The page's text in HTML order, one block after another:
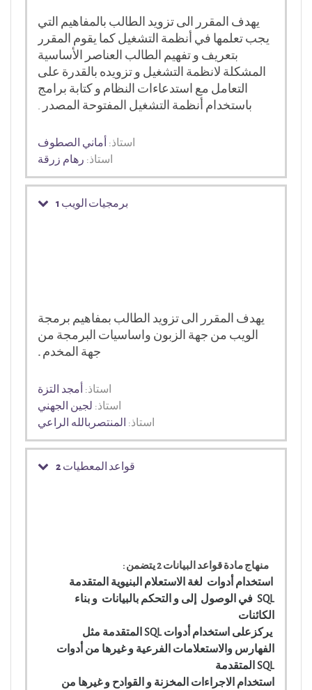
يهدف المقرر الى تزويد الطالب بالمفاهيم التي
يجب تعلمها في أنظمة التشغيل كما يقوم المقرر
بتعريف و تفهيم الطالب العناصر الأساسية
المشكلة لانظمة التشغيل و تزويده بالقدرة على
التعامل مع استدعاءات النظام و كتابة برامج
باستخدام أنظمة التشغيل المفتوحة المصدر .
استاذ: أماني الصطوف
استاذ: رهام زرقة
برمجيات الويب 1
يهدف المقرر الى تزويد الطالب بمفاهيم برمجة
الويب من جهة الزبون واساسيات البرمجة من
جهة المخدم.
استاذ: أمجد التزة
استاذ: لجين الجهني
استاذ: المنتصربالله الراعي
قواعد المعطيات 2
منهاج مادة قواعد البيانات 2 يتضمن :
استخدام أدوات لغة الاستعلام البنيوية المتقدمة
SQL في الوصول إلى
و التحكم بالبيانات و بناء
الكائنات
يركزعلى استخدام أدوات SQL المتقدمة مثل
الفهارس والاستعلامات الفرعية و غيرها من أدوات
SQL المتقدمة
استخدام الاجراءات المخزنة و القوادح و غيرها من